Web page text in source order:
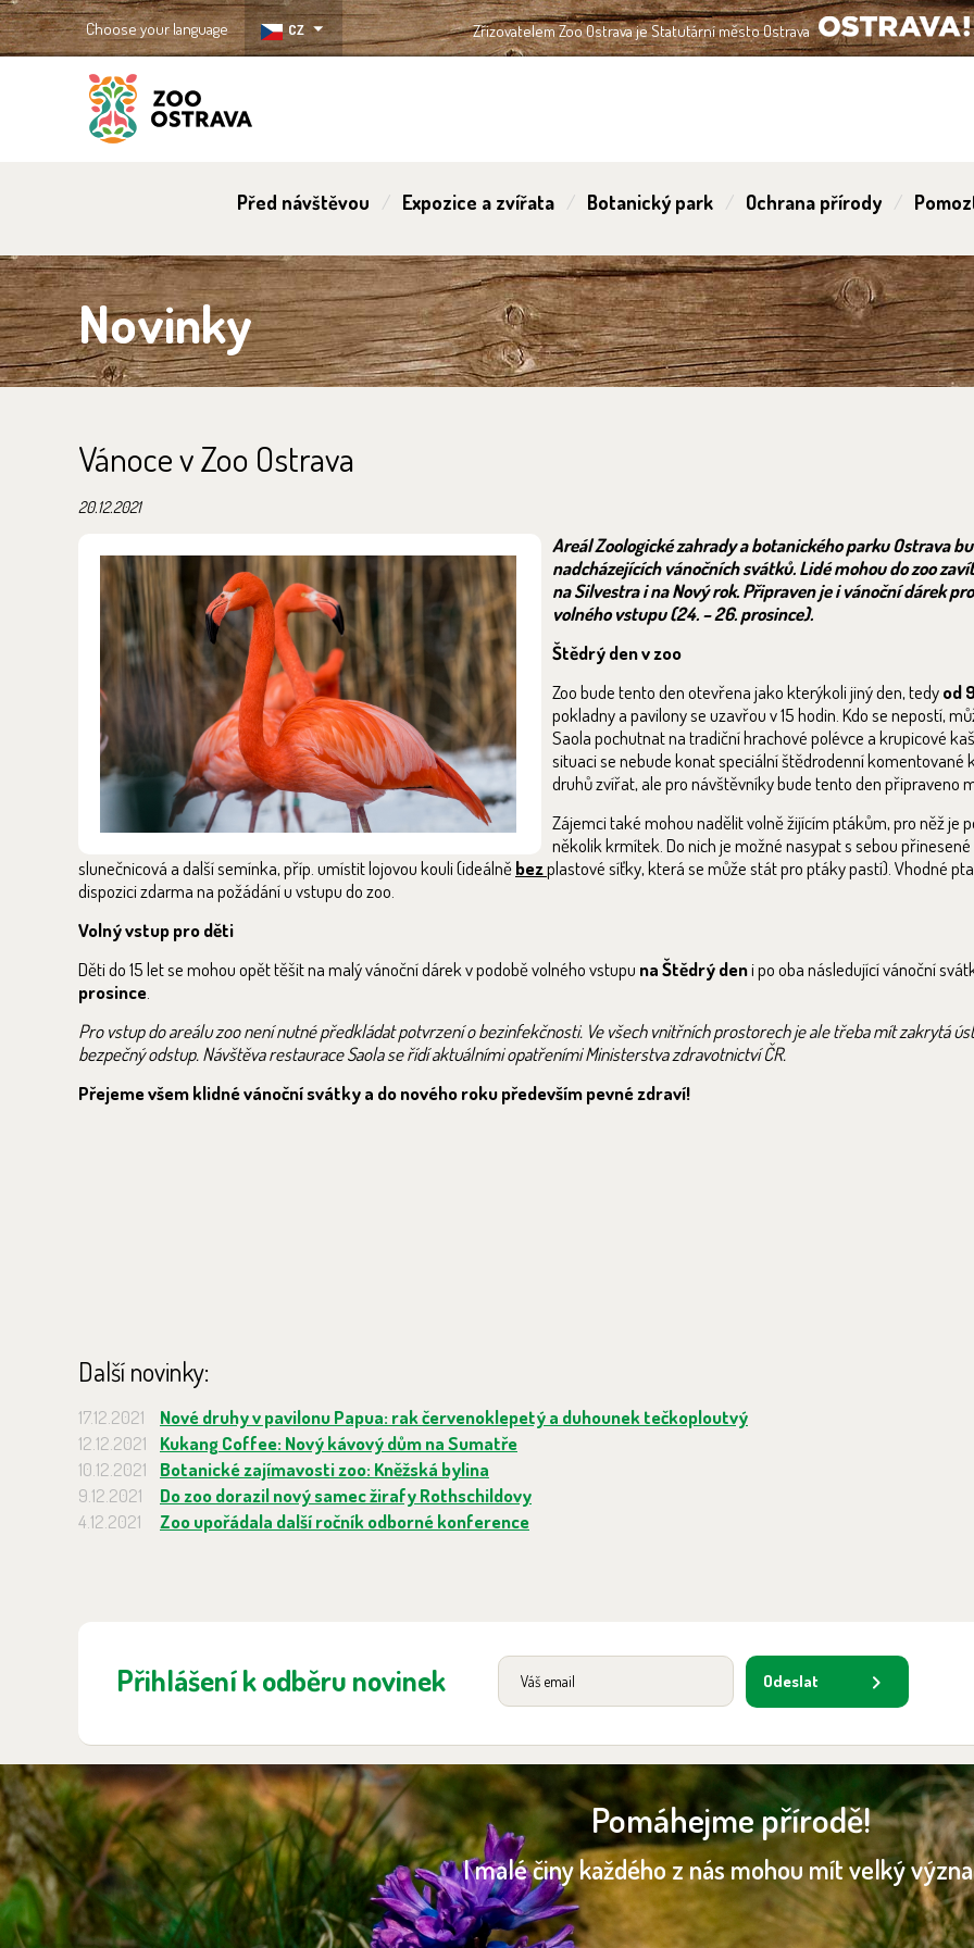
Zřizovatelem Zoo Ostrava je Statutární město Ostrava
OSTRAVA!!!
Choose your language CZ
Před návštěvou Expozice a zvířata Botanický park Ochrana přírody
Novinky
Vánoce v Zoo Ostrava
20.12.2021
Areál Zoologické zahrady a botanického parku Ostrava
nadcházejících vánočních svátků. Lidé mohou do zoo
na Silvestra i na Nový rok. Připraven je i vánoční dárek
volného vstupu (24. – 26. prosince).
Štědrý den v zoo
Zoo bude tento den otevřena jako kterýkoli jiný den, tedyod
pokladny a pavilony se uzavřou v 15 hodin. Kdo se nepostí,
Saola pochutnat na tradiční hrachové polévce a krupicové
situaci se nebude konat speciální štědrodenní komentované
druhů zvířat, ale pro návštěvníky bude tento den připraveno
Zájemci také mohou nadělit volně žijícím ptákům, pro něž je
několik krmítek. Do nich je možné nasypat s sebou
slunečnicová a další semínka, příp. umístit lojovou kouli (ideálněbezplastové síťky, která se může stát pro ptáky pastí). Vhodné
dispozici zdarma na požádání u vstupu do zoo.
Volný vstup pro děti
Děti do 15 let se mohou opět těšit na malý vánoční dárek v podobě volného vstupu na Štědrý deni po oba následující vánoční
prosince
Pro vstup do areálu zoo není nutné předkládat potvrzení o bezinfekčnosti. Ve všech vnitřních prostorech je ale třeba mít zakrytá
bezpečný odstup. Návštěva restaurace Saola se řídí aktuálními opatřeními Ministerstva zdravotnictví ČR.
Přejeme všem klidné vánoční svátky a do nového roku především pevné zdraví!
Další novinky:
17.12.2021
Nové druhy v pavilonu Papua: rak červenoklepetý a duhounek tečkoploutvý
12.12.2021
Kukang Coffee: Nový kávový dům na Sumatře
10.12.2021
Botanické zajímavosti zoo: Kněžská bylina
9.12.2021
Do zoo dorazil nový samec žirafy Rothschildovy
4.12.2021
Zoo upořádala další ročník odborné konference
Přihlášení k odběru novinek Odeslat
Pomáhejme přírodě!
I malé činy každého z nás mohou mít velký